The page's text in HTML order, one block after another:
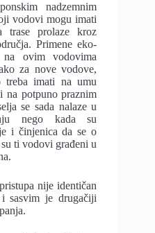
nadzemnim
vodovi mogu imati
trase prolaze kroz
Primene eko-
ovim vodovima
za nove vodove,
treba imati na umu
na potpuno praznim
se sada nalaze u
nego kada su
i činjenica da se o
ti vodovi građeni u
nije identičan
sasvim je drugačiji